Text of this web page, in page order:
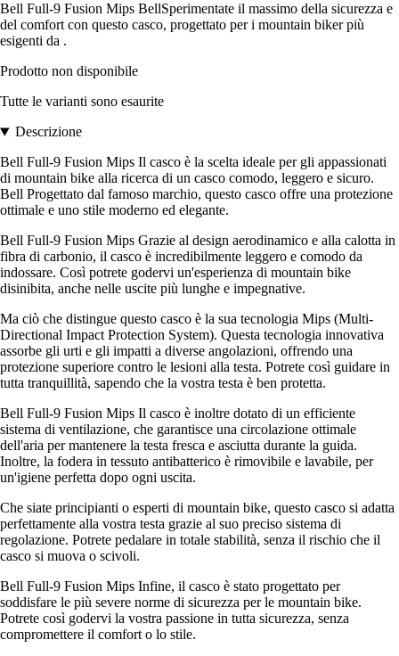
Bell Full-9 Fusion Mips BellSperimentate il massimo della sicurezza e
del comfort con questo casco, progettato per i mountain biker più
esigenti da .
Prodotto non disponibile
Tutte le varianti sono esaurite
Descrizione
Bell Full-9 Fusion Mips Il casco è la scelta ideale per gli appassionati
di mountain bike alla ricerca di un casco comodo, leggero e sicuro.
Bell Progettato dal famoso marchio, questo casco offre una protezione
ottimale e uno stile moderno ed elegante.
Bell Full-9 Fusion Mips Grazie al design aerodinamico e alla calotta in
fibra di carbonio, il casco è incredibilmente leggero e comodo da
indossare. Così potrete godervi un'esperienza di mountain bike
disinibita, anche nelle uscite più lunghe e impegnative.
Ma ciò che distingue questo casco è la sua tecnologia Mips (Multi-
Directional Impact Protection System). Questa tecnologia innovativa
assorbe gli urti e gli impatti a diverse angolazioni, offrendo una
protezione superiore contro le lesioni alla testa. Potrete così guidare in
tutta tranquillità, sapendo che la vostra testa è ben protetta.
Bell Full-9 Fusion Mips Il casco è inoltre dotato di un efficiente
sistema di ventilazione, che garantisce una circolazione ottimale
dell'aria per mantenere la testa fresca e asciutta durante la guida.
Inoltre, la fodera in tessuto antibatterico è rimovibile e lavabile, per
un'igiene perfetta dopo ogni uscita.
Che siate principianti o esperti di mountain bike, questo casco si adatta
perfettamente alla vostra testa grazie al suo preciso sistema di
regolazione. Potrete pedalare in totale stabilità, senza il rischio che il
casco si muova o scivoli.
Bell Full-9 Fusion Mips Infine, il casco è stato progettato per
soddisfare le più severe norme di sicurezza per le mountain bike.
Potrete così godervi la vostra passione in tutta sicurezza, senza
compromettere il comfort o lo stile.